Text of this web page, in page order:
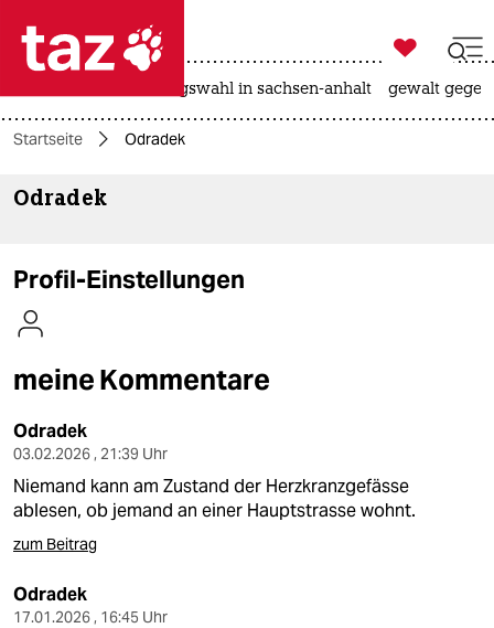
 taz zahl ich
themen
kultur
sport
berlin
nord
wahrheit

taz zahl ich
landtagswahl in sachsen-anhalt gewalt
Startseite Odradek
Odradek
Profil-Einstellungen
meine Kommentare
Odradek
03.02.2026 , 21:39 Uhr
Niemand kann am Zustand der Herzkranzgefässe
ablesen, ob jemand an einer Hauptstrasse wohnt.
zum Beitrag
Odradek
17.01.2026 , 16:45 Uhr